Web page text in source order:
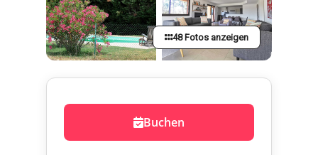
48 Fotos anzeigen
Buchen